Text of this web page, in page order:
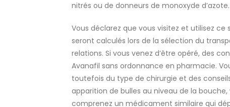
nitrés ou de donneurs de monoxyde d’azote.
Vous déclarez que vous visitez et utilisez
seront calculés lors de la sélection du
relations. Si vous venez d’être opéré, des
Avanafil sans ordonnance en pharmacie.
toutefois du type de chirurgie et des
apparition de bulles au niveau de la
comprenez un médicament similaire qui